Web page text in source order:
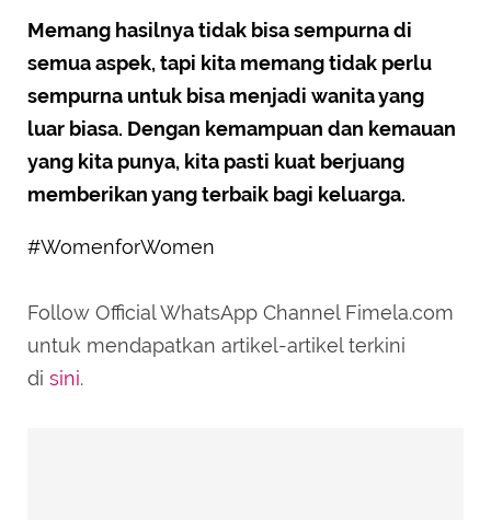
Memang hasilnya tidak bisa sempurna di
semua aspek, tapi kita memang tidak perlu
sempurna untuk bisa menjadi wanita yang
luar biasa. Dengan kemampuan dan kemauan
yang kita punya, kita pasti kuat berjuang
memberikan yang terbaik bagi keluarga.
#WomenforWomen
Follow Official WhatsApp Channel Fimela.com
untuk mendapatkan artikel-artikel terkini
di sini.